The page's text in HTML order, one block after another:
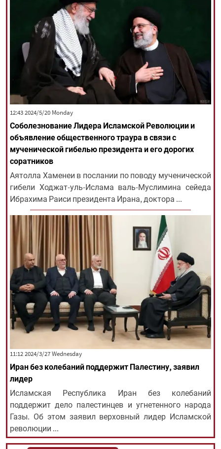
‫‫Monday‬‬ 2024/5/20 12:43
Соболезнование Лидера Исламской Революции и
объявление общественного траура в связи с
мученической гибелью президента и его дорогих
соратников
Аятолла Хаменеи в послании по поводу мученической
гибели Ходжат-уль-Ислама валь-Муслимина сейеда
Ибрахима Раиси президента Ирана, доктора ...
‫‫Wednesday‬‬ 2024/3/27 11:12
Иран без колебаний поддержит Палестину, заявил
лидер
Исламская Республика Иран без колебаний
поддержит дело палестинцев и угнетенного народа
Газы. Об этом заявил верховный лидер Исламской
революции ...